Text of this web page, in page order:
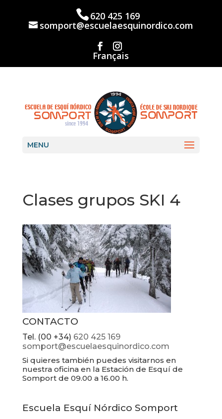
620 425 169
somport@escuelaesquinordico.com
Français
MENU
Clases grupos SKI 4
CONTACTO
Tel. (00 +34) 620 425 169
somport@escuelaesquinordico.com
Si quieres también puedes visitarnos en
nuestra oficina en la Estación de Esquí de
Somport de 09.00 a 16.00 h.
Escuela Esquí Nórdico Somport